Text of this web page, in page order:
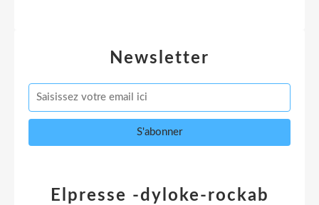
Newsletter
Elpresse -dyloke-rockab